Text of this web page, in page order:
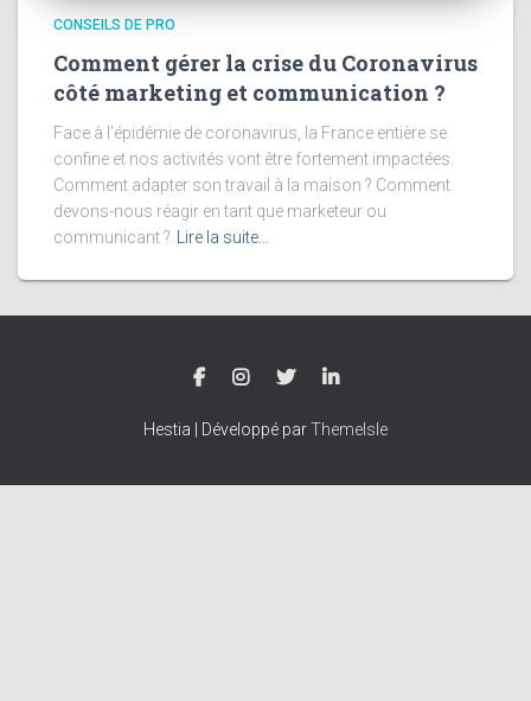
CONSEILS DE PRO
Comment gérer la crise du Coronavirus
côté marketing et communication ?
Face à l’épidémie de coronavirus, la France entière se
confine et nos activités vont être fortement impactées.
Comment adapter son travail à la maison ? Comment
devons-nous réagir en tant que marketeur ou
communicant ?
Lire la suite…
Hestia | Développé parThemeIsle